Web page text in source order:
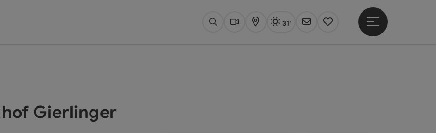
SuchenWebcams
KarteAktuelles Wetter Linz, sonnig
31°
Newsletter
Merkzettel
Hauptmenü öffnen
Gierlinger